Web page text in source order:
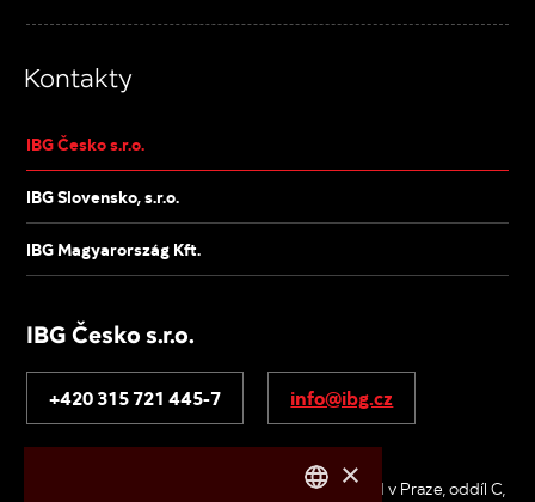
Kontakty
IBG Česko s.r.o.
IBG Slovensko, s.r.o.
IBG Magyarország Kft.
IBG Česko s.r.o.
+420 315 721 445-7 info@ibg.cz
V Pískovně 2053, 278 01 Kralupy nad Vltavou
IČ: 26683229 / DIČ: CZ26683229 / Městský soud v Praze, oddíl C,
×